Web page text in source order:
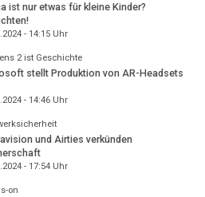
ist nur etwas für kleine Kinder?
- 14:15Uhr
2 ist Geschichte
stellt Produktion von AR-Headsets
- 14:46Uhr
und Airties verkünden
- 17:54Uhr
on